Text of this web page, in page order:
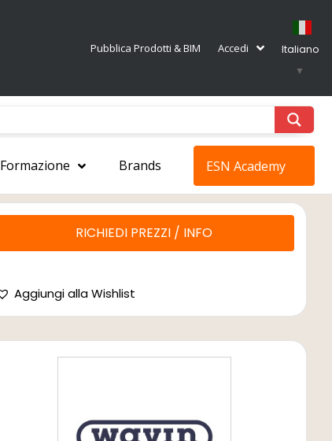
Pubblica Prodotti & BIM Accedi
Italiano
▼
Formazione Brands ESN Academy
RICHIEDI PREZZI / INFO
Aggiungi alla Wishlist